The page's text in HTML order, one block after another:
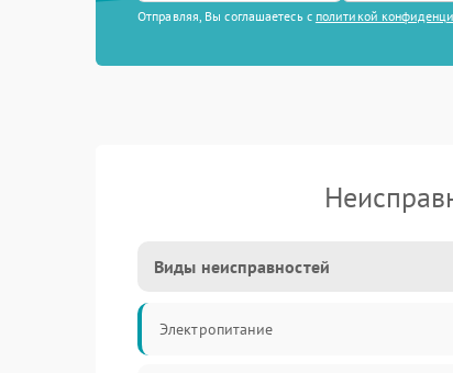
Отправляя, Вы соглашаетесь с политикой
Виды неисправностей
Электропитание